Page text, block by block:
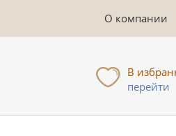
О компании
В
перейти